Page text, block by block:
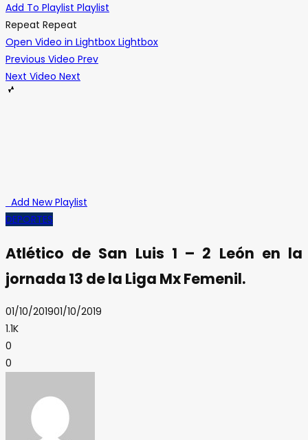
Add To Playlist Playlist
Repeat Repeat
Open Video in Lightbox Lightbox
Previous Video Prev
Next Video Next
Add New Playlist
DEPORTES
Atlético de San Luis 1 – 2 León en la
jornada 13 de la Liga Mx Femenil.
01/10/201901/10/2019
1.1K
0
0